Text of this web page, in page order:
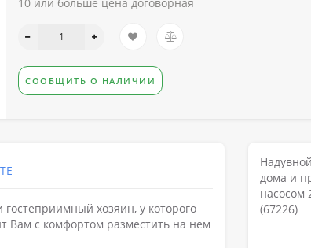
СООБЩИТЬ О НАЛИЧИИ
хозяин, у которого
Вам с комфортом разместить на нем
дома и
насосом
(67226)